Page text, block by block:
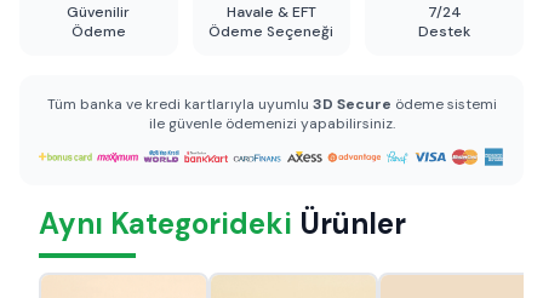
Güvenilir
Ödeme
Havale & EFT
Ödeme Seçeneği
7/24
Destek
Tüm banka ve kredi kartlarıyla uyumlu 3D Secure ödeme sistemi
ile güvenle ödemenizi yapabilirsiniz.
Aynı Kategorideki Ürünler